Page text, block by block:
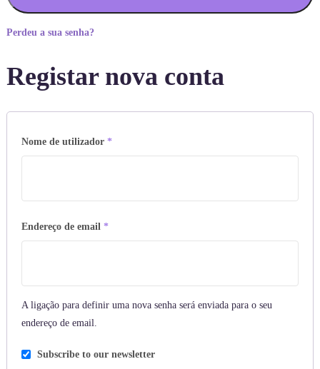
Perdeu a sua senha?
Registar nova conta
Nome de utilizador *Obrigatório
Endereço de email *Obrigatório
A ligação para definir uma nova senha será enviada para o seu
endereço de email.
Subscribe to our newsletter